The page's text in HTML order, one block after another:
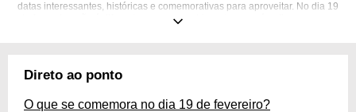
datas interessantes, históricas e comemorativas para aproveitar. No dia 19
de fevereiro, não é diferente: em um ano bissexto, esse é o dia em que se
pensamentos e muito mais sobre o dia 19 de fevereiro? Confira a página!
Direto ao ponto
O que se comemora no dia 19 de fevereiro?